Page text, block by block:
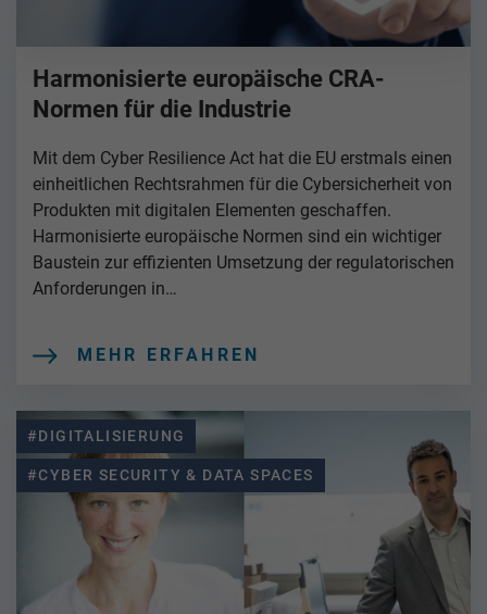
Harmonisierte europäische CRA-
Normen für die Industrie
Mit dem Cyber Resilience Act hat die EU erstmals einen
einheitlichen Rechtsrahmen für die Cybersicherheit von
Produkten mit digitalen Elementen geschaffen.
Harmonisierte europäische Normen sind ein wichtiger
Baustein zur effizienten Umsetzung der regulatorischen
Anforderungen in…
MEHR ERFAHREN
#DIGITALISIERUNG
#CYBER SECURITY & DATA SPACES